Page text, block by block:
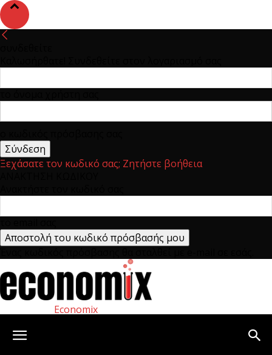
Ξεχάσατε τον κωδικό σας; Ζητήστε βοήθεια
Economix